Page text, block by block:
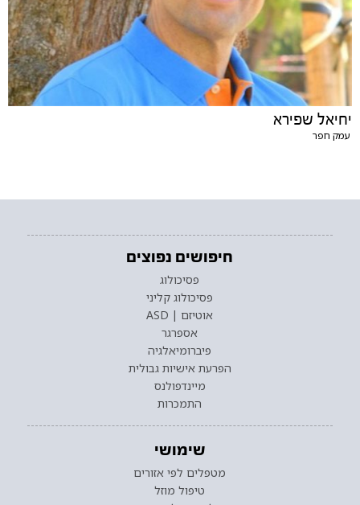
יחיאל שפירא
עמק חפר
חיפושים נפוצים
פסיכולוג
פסיכולוג קליני
אוטיזם | ASD
אספרגר
פיברומיאלגיה
הפרעת אישיות גבולית
מיינדפולנס
התמכרות
שימושי
מטפלים לפי אזורים
טיפול מוזל